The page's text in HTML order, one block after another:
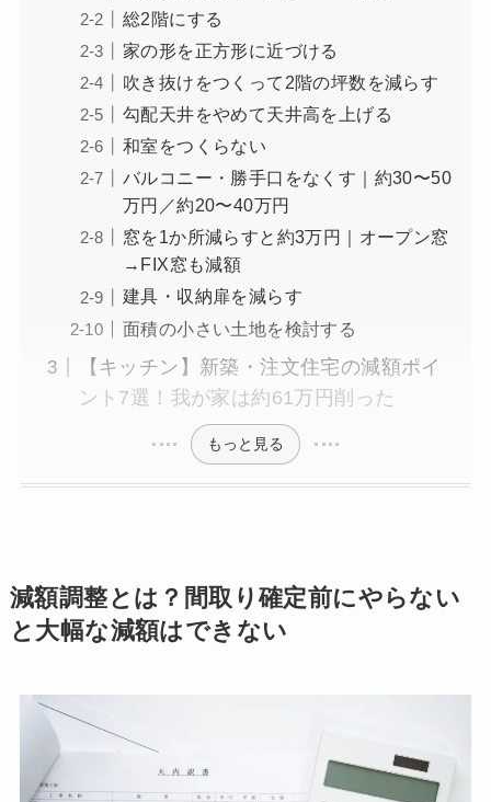
総2階にする
家の形を正方形に近づける
吹き抜けをつくって2階の坪数を減らす
勾配天井をやめて天井高を上げる
和室をつくらない
バルコニー・勝手口をなくす｜約30〜50
万円／約20〜40万円
窓を1か所減らすと約3万円｜オープン窓
→FIX窓も減額
建具・収納扉を減らす
面積の小さい土地を検討する
【キッチン】新築・注文住宅の減額ポイ
ント7選！我が家は約61万円削った
もっと見る
減額調整とは？間取り確定前にやらない
と大幅な減額はできない